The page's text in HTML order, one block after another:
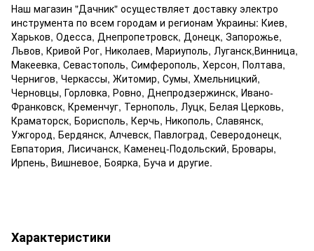
Наш магазин "Дачник" осуществляет доставку электро
инструмента по всем городам и регионам Украины: Киев,
Харьков, Одесса, Днепропетровск, Донецк, Запорожье,
Львов, Кривой Рог, Николаев, Мариуполь, Луганск,Винница,
Макеевка, Севастополь, Симферополь, Херсон, Полтава,
Чернигов, Черкассы, Житомир, Сумы, Хмельницкий,
Черновцы, Горловка, Ровно, Днепродзержинск, Ивано-
Франковск, Кременчуг, Тернополь, Луцк, Белая Церковь,
Краматорск, Борисполь, Керчь, Никополь, Славянск,
Ужгород, Бердянск, Алчевск, Павлоград, Северодонецк,
Евпатория, Лисичанск, Каменец-Подольский, Бровары,
Ирпень, Вишневое, Боярка, Буча и другие.
Характеристики